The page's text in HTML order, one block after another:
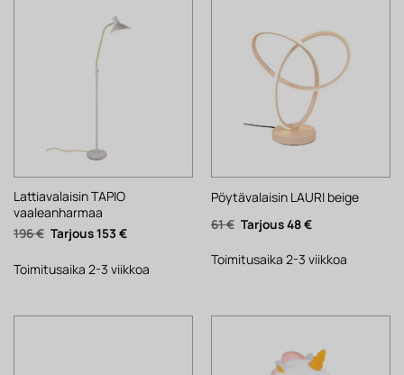
Lattiavalaisin TAPIO
vaaleanharmaa
196€ Alkuperäinen
hinta
196 €.
153 €Nykyinen
153 €.
Toimitusaika 2-3 viikkoa
Pöytävalaisin LAURI beige
61€ Alkuperäinen
hinta
61 €.
48€Nykyinen
48 €.
Toimitusaika 2-3 viikkoa